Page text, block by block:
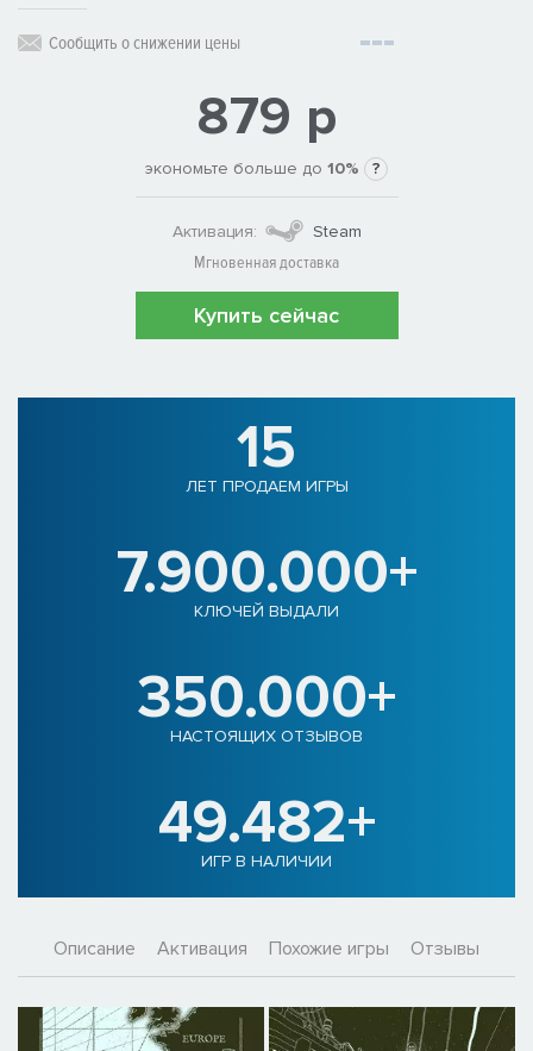
Сообщить о снижении цены
879 р
экономьте больше до 10% ?
Активация:
Steam
Мгновенная доставка
Купить сейчас
15
ЛЕТ ПРОДАЕМ ИГРЫ
7.900.000+
КЛЮЧЕЙ ВЫДАЛИ
350.000+
НАСТОЯЩИХ ОТЗЫВОВ
49.482+
ИГР В НАЛИЧИИ
Описание Активация Похожие игры Отзывы